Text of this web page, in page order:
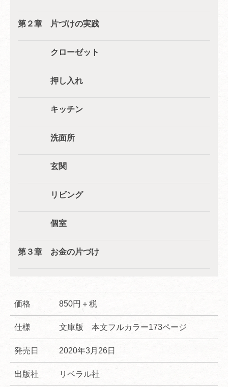
第２章 片づけの実践
クローゼット
押し入れ
キッチン
洗面所
玄関
リビング
個室
第３章 お金の片づけ
価格 850円＋税
仕様 文庫版 本文フルカラー173ページ
発売日 2020年3月26日
出版社 リベラル社